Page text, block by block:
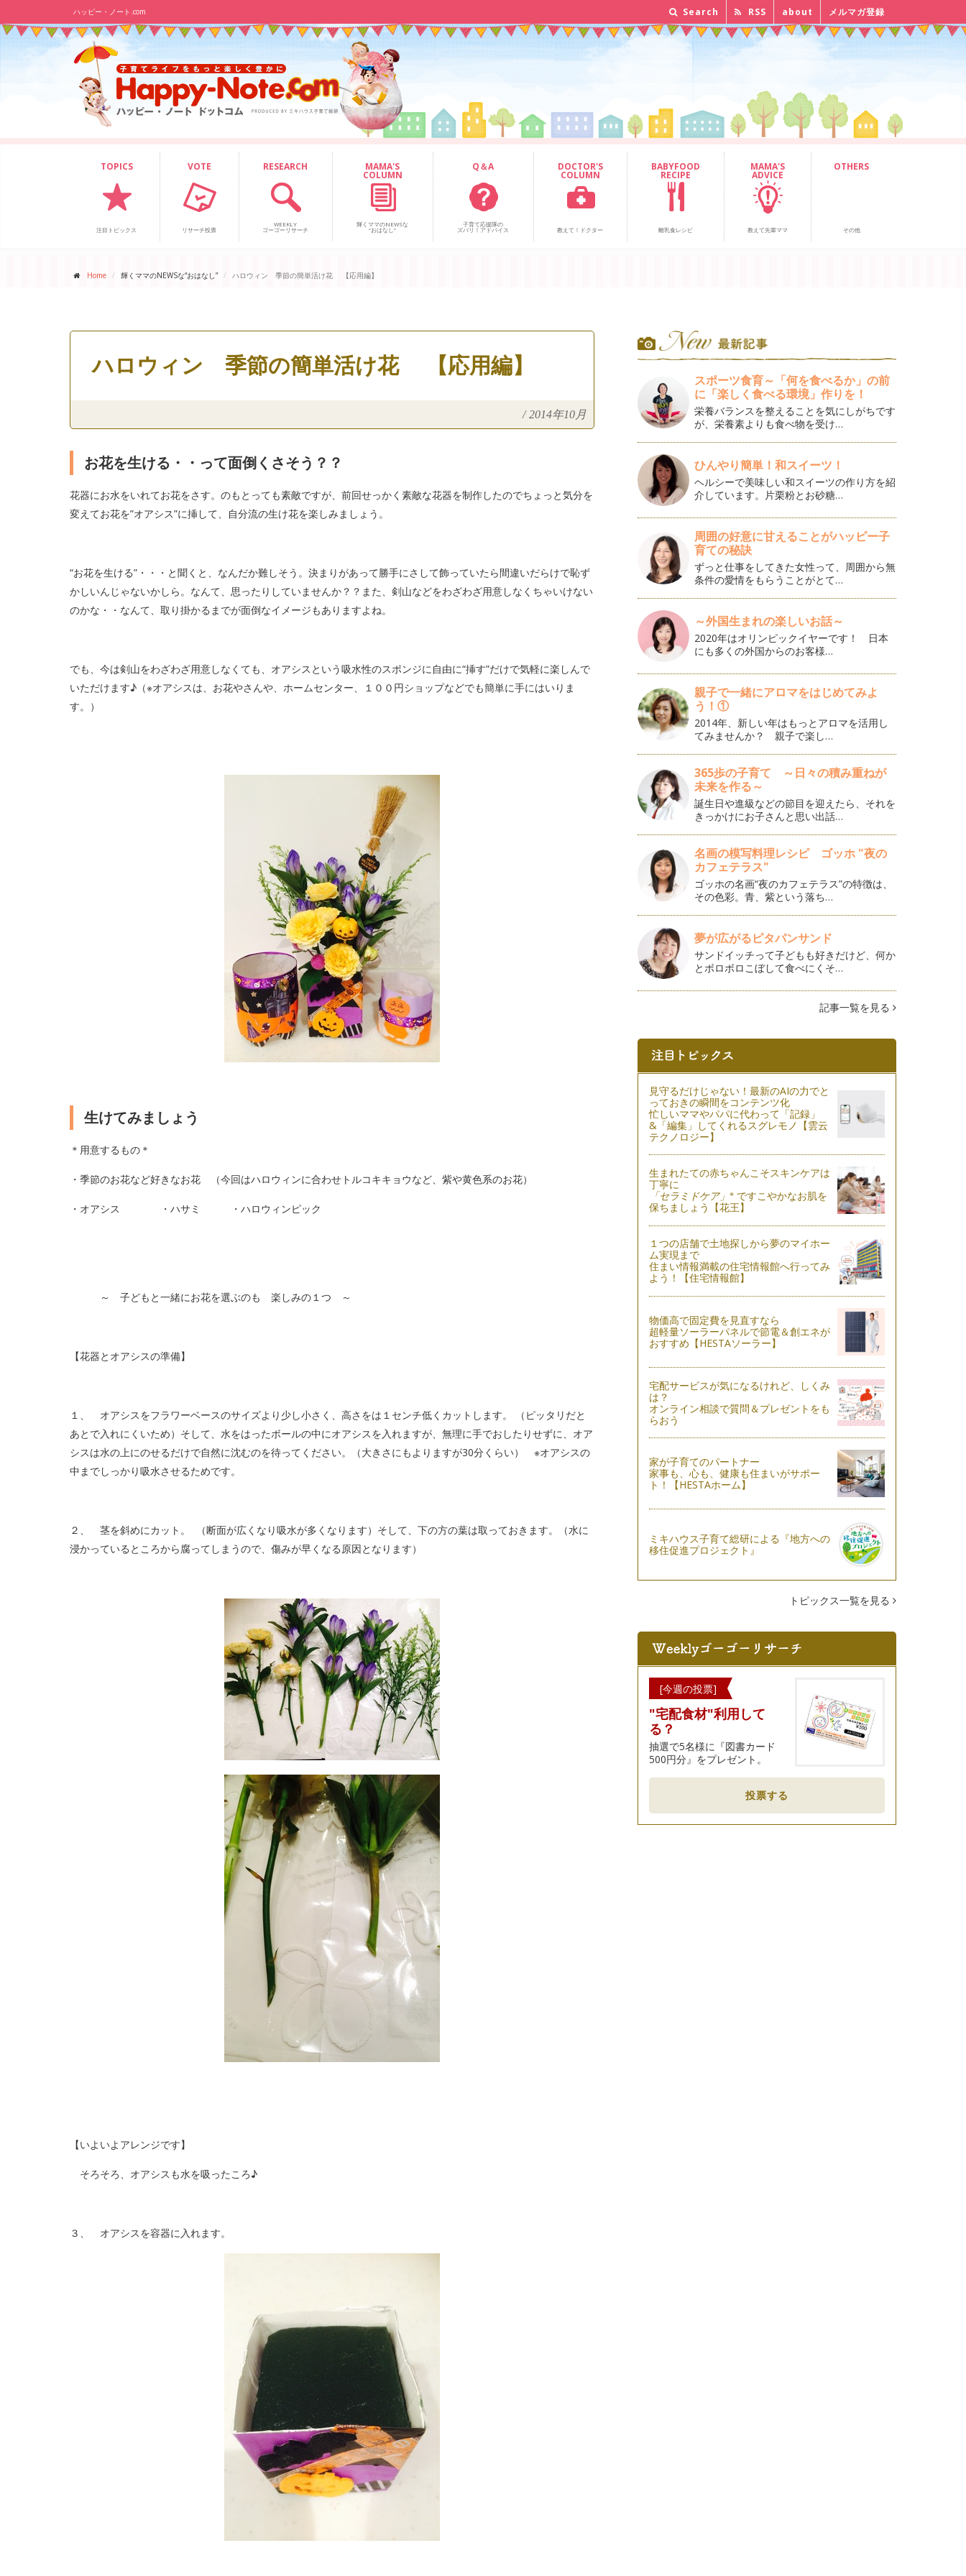
ハッピー・ノート.com Search RSS about メルマガ登録
TOPICS
注目トピックス
VOTE
リサーチ投票
RESEARCH
WEEKLY
ゴーゴーリサーチ
MAMA'S
COLUMN
輝くママのNEWSな
“おはなし”
Q＆A
子育て応援隊の
ズバリ！アドバイス
DOCTOR'S
COLUMN
教えて！ドクター
BABYFOOD
RECIPE
離乳食レシピ
MAMA'S
ADVICE
教えて先輩ママ
OTHERS
その他
Home 輝くママのNEWSな“おはなし” ハロウィン 季節の簡単活け花 【応用編】
ハロウィン 季節の簡単活け花 【応用編】
/ 2014年10月
お花を生ける・・って面倒くさそう？？
花器にお水をいれてお花をさす。のもとっても素敵ですが、前回せっかく素敵な花器を制作したのでちょっと気分を
変えてお花を”オアシス”に挿して、自分流の生け花を楽しみましょう。
“お花を生ける”・・・と聞くと、なんだか難しそう。決まりがあって勝手にさして飾っていたら間違いだらけで恥ず
かしいんじゃないかしら。なんて、思ったりしていませんか？？また、剣山などをわざわざ用意しなくちゃいけない
のかな・・なんて、取り掛かるまでが面倒なイメージもありますよね。
でも、今は剣山をわざわざ用意しなくても、オアシスという吸水性のスポンジに自由に“挿す”だけで気軽に楽しんで
いただけます♪（※オアシスは、お花やさんや、ホームセンター、１００円ショップなどでも簡単に手にはいりま
す。）
生けてみましょう
＊用意するもの＊
・季節のお花など好きなお花 （今回はハロウィンに合わせトルコキキョウなど、紫や黄色系のお花）
・オアシス ・ハサミ ・ハロウィンピック
～ 子どもと一緒にお花を選ぶのも 楽しみの１つ ～
【花器とオアシスの準備】
１、 オアシスをフラワーベースのサイズより少し小さく、高さをは１センチ低くカットします。 （ピッタリだと
あとで入れにくいため）そして、水をはったボールの中にオアシスを入れますが、無理に手でおしたりせずに、オア
シスは水の上にのせるだけで自然に沈むのを待ってください。（大きさにもよりますが30分くらい） ※オアシスの
中までしっかり吸水させるためです。
２、 茎を斜めにカット。 （断面が広くなり吸水が多くなります）そして、下の方の葉は取っておきます。（水に
浸かっているところから腐ってしまうので、傷みが早くなる原因となります）
【いよいよアレンジです】
そろそろ、オアシスも水を吸ったころ♪
３、 オアシスを容器に入れます。
スポーツ食育～「何を食べるか」の前
に「楽しく食べる環境」作りを！
栄養バランスを整えることを気にしがちです
が、栄養素よりも食べ物を受け…
ひんやり簡単！和スイーツ！
ヘルシーで美味しい和スイーツの作り方を紹
介しています。片栗粉とお砂糖…
周囲の好意に甘えることがハッピー子
育ての秘訣
ずっと仕事をしてきた女性って、周囲から無
条件の愛情をもらうことがとて…
～外国生まれの楽しいお話～
2020年はオリンピックイヤーです！ 日本
にも多くの外国からのお客様…
親子で一緒にアロマをはじめてみよ
う！①
2014年、新しい年はもっとアロマを活用し
てみませんか？ 親子で楽し…
365歩の子育て ～日々の積み重ねが
未来を作る～
誕生日や進級などの節目を迎えたら、それを
きっかけにお子さんと思い出話…
名画の模写料理レシピ ゴッホ "夜の
カフェテラス"
ゴッホの名画“夜のカフェテラス”の特徴は、
その色彩。青、紫という落ち…
夢が広がるピタパンサンド
サンドイッチって子どもも好きだけど、何か
とボロボロこぼして食べにくそ…
記事一覧を見る
見守るだけじゃない！最新のAIの力でと
っておきの瞬間をコンテンツ化
忙しいママやパパに代わって「記録」
&「編集」してくれるスグレモノ【雲云
テクノロジー】
生まれたての赤ちゃんこそスキンケアは
丁寧に
「セラミドケア」 ※ですこやかなお肌を
保ちましょう【花王】
１つの店舗で土地探しから夢のマイホー
ム実現まで
住まい情報満載の住宅情報館へ行ってみ
よう！【住宅情報館】
物価高で固定費を見直すなら
超軽量ソーラーパネルで節電＆創エネが
おすすめ【HESTAソーラー】
宅配サービスが気になるけれど、しくみ
は？
オンライン相談で質問＆プレゼントをも
らおう
家が子育てのパートナー
家事も、心も、健康も住まいがサポー
ト！【HESTAホーム】
ミキハウス子育て総研による『地方への
移住促進プロジェクト』
トピックス一覧を見る
[今週の投票]
"宅配食材"利用して
る？
抽選で5名様に『図書カード
500円分』をプレゼント。
投票する